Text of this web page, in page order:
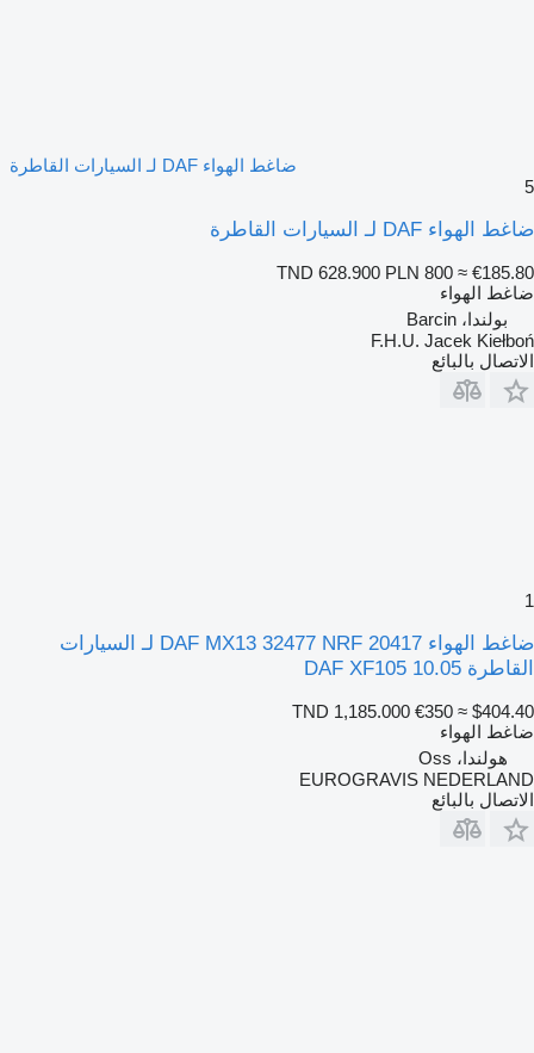
ضاغط الهواء DAF لـ السيارات القاطرة
5
ضاغط الهواء DAF لـ السيارات القاطرة
TND 628.900 PLN 800 ≈ €185.80
ضاغط الهواء
بولندا، Barcin
F.H.U. Jacek Kiełboń
الاتصال بالبائع
1
ضاغط الهواء DAF MX13 32477 NRF 20417 لـ السيارات
القاطرة DAF XF105 10.05
TND 1,185.000 €350 ≈ $404.40
ضاغط الهواء
هولندا، Oss
EUROGRAVIS NEDERLAND
الاتصال بالبائع